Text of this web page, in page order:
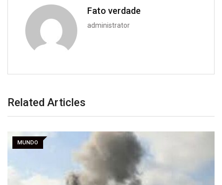
Fato verdade
administrator
Related Articles
MUNDO